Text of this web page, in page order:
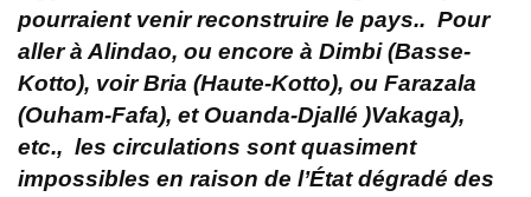
pourraient venir reconstruire le pays.. Pour
aller à Alindao, ou encore à Dimbi (Basse-
Kotto), voir Bria (Haute-Kotto), ou Farazala
(Ouham-Fafa), et Ouanda-Djallé )Vakaga),
etc., les circulations sont quasiment
impossibles en raison de l’État dégradé des